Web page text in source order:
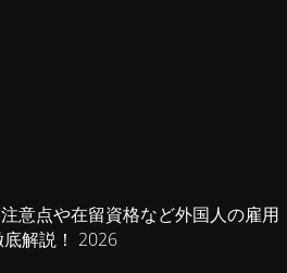
意点や在留資格など外国人の雇用
底解説！ 2026